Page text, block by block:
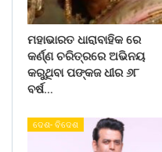
ମହାଭାରତ ଧାରାବାହିକ ରେ
କର୍ଣ୍ଣ ଚରିତ୍ରରେ ଅଭିନୟ
କରୁଥିବା ପଙ୍କଜ ଧୀର ୬୮
ବର୍ଷ…
ଦେଶ- ବିଦେଶ